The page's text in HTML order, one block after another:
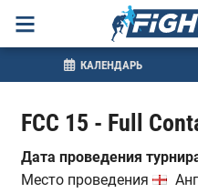
FCC 15 - Full
Дата проведения
Место проведения
КАЛЕНДАРЬ